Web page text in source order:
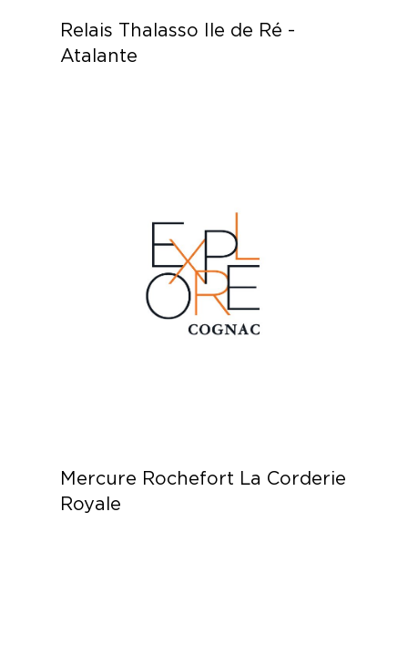
Relais Thalasso Ile de Ré -
Atalante
Mercure Rochefort La Corderie
Royale